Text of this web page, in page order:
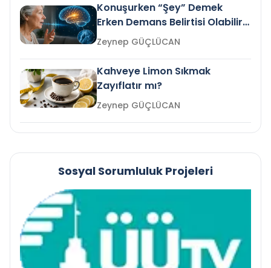
Konuşurken “Şey” Demek
Erken Demans Belirtisi Olabilir
mi?
Zeynep GÜÇLÜCAN
Kahveye Limon Sıkmak
Zayıflatır mı?
Zeynep GÜÇLÜCAN
Sosyal Sorumluluk Projeleri